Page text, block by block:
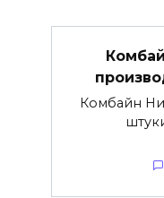
Комбайн